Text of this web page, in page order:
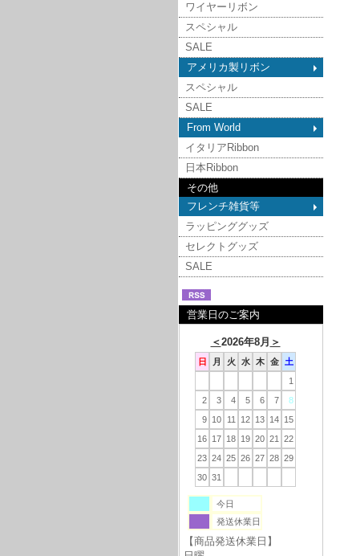
ワイヤーリボン
スペシャル
SALE
アメリカ製リボン
スペシャル
SALE
From World
イタリアRibbon
日本Ribbon
その他
フレンチ雑貨等
ラッピンググッズ
セレクトグッズ
SALE
営業日のご案内
＜2026年8月 ＞
日 月 火 水 木 金
土
1
2
3 4 5 6 7
8
9 10 11 12 13 14 15
16 17 18 19 20 21
22
23 24 25 26 27 28 29
30 31
今日
発送休業日
【商品発送休業日】